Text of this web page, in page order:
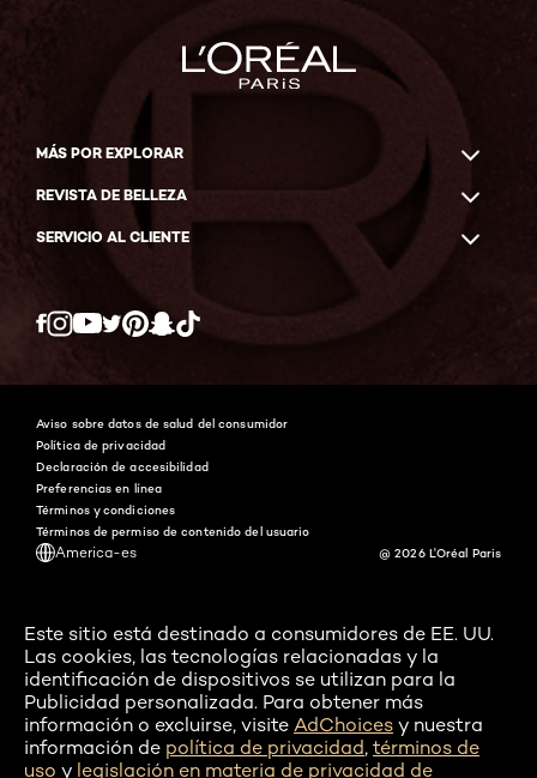
MÁS POR EXPLORAR
REVISTA DE BELLEZA
SERVICIO AL CLIENTE
Twitter
America-es
Aviso sobre datos de salud del consumidor
Política de privacidad
Declaración de accesibilidad
Preferencias en línea
Términos y condiciones
Términos de permiso de contenido del usuario
@ 2026 L'Oréal Paris
Este sitio está destinado a consumidores de EE. UU.
Las cookies, las tecnologías relacionadas y la
identificación de dispositivos se utilizan para la
Publicidad personalizada. Para obtener más
información o excluirse, visite AdChoices y nuestra
información de política de privacidad, términos de
uso y legislación en materia de privacidad de